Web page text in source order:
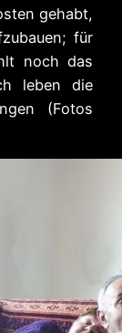
gehabt,
für
noch das
leben die
(Fotos